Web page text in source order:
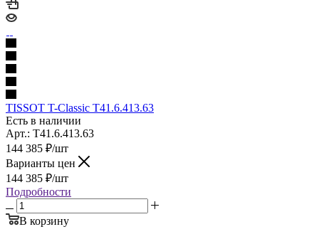
TISSOT T-Classic T41.6.413.63
Есть в наличии
Арт.: T41.6.413.63
144 385 ₽/шт
Варианты цен
144 385 ₽/шт
Подробности
В корзину